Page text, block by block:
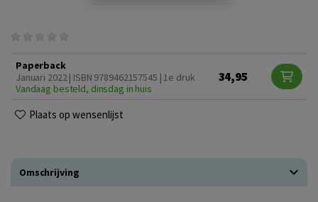
Paperback
Januari 2022 | ISBN 9789462157545 | 1e druk
Vandaag besteld, dinsdag in huis
34,95
Plaats op wensenlijst
Omschrijving